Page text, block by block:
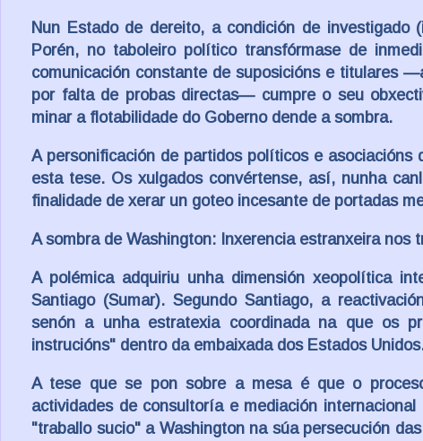
Nun Estado de dereito, a condición de
Porén, no taboleiro político transfórmase de
comunicación constante de suposicións e titulares
por falta de probas directas— cumpre o seu
minar a flotabilidade do Goberno dende a sombra.
A personificación de partidos políticos e
esta tese. Os xulgados convértense, así, nunha
finalidade de xerar un goteo incesante de portadas
A sombra de Washington: Inxerencia estranxeira nos
A polémica adquiriu unha dimensión xeopolítica
Santiago (Sumar). Segundo Santiago, a
senón a unha estratexia coordinada na que os
instrucións" dentro da embaixada dos Estados
A tese que se pon sobre a mesa é que o
actividades de consultoría e mediación
"traballo sucio" a Washington na súa persecución